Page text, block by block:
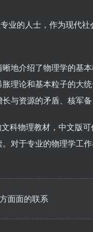
的人士，作为现代社
介绍了物理学的基
理论和基本粒子的大
与资源的矛盾、核军
物理教材，中文版
对于专业的物理学工
面面的联系